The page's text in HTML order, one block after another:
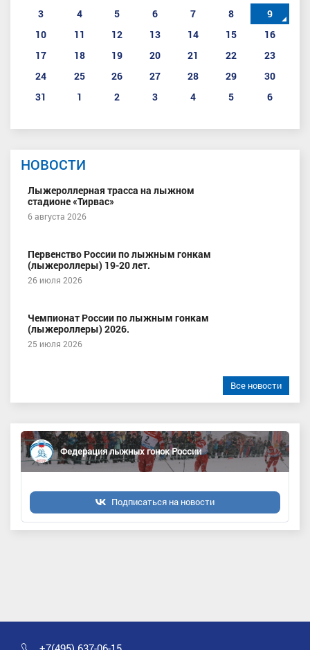
3
4 5 6 7 8
9
10
11 12 13 14 15
16
17
18 19 20 21 22
23
24
25 26 27 28 29
30
31
1 2 3 4 5 6
НОВОСТИ
Лыжероллерная трасса на лыжном
стадионе «Тирвас»
6 августа 2026
Первенство России по лыжным гонкам
(лыжероллеры) 19-20 лет.
26 июля 2026
Чемпионат России по лыжным гонкам
(лыжероллеры) 2026.
25 июля 2026
Все новости
Федерация лыжных гонок России
Подписаться на новости